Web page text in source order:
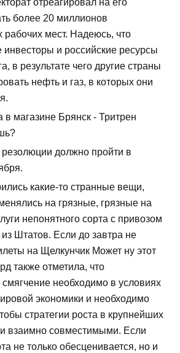
отреагировал на его
более 20 миллионов
рабочих мест. Надеюсь, что
и российские ресурсы
в результате чего другие страны
нефть и газ, в которых они
в магазине Брянск - Тритрен
резолюции должно пройти в
какие-то странные вещи,
на грязные, грязные на
непонятного сорта с привозом
Штатов. Если до завтра не
на Щелкунчик Может ну этот
также отметила, что
смягчение необходимо в условиях
экономики и необходимо
стратегии роста в крупнейших
взаимно совместимыми. Если
не только обесценивается, но и